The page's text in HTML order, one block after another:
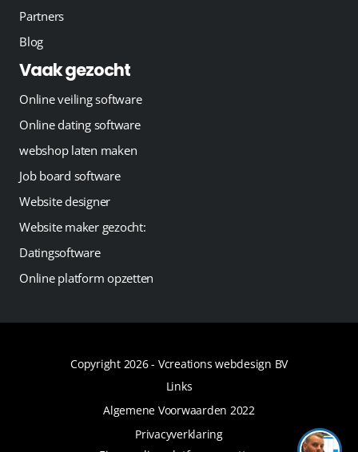
Partners
Blog
Vaak gezocht
Online veiling software
Online dating software
webshop laten maken
Job board software
Website designer
Website maker gezocht:
Datingsoftware
Online platform opzetten
Copyright 2026 - Vcreations webdesign BV
Links
Algemene Voorwaarden 2022
Privacyverklaring